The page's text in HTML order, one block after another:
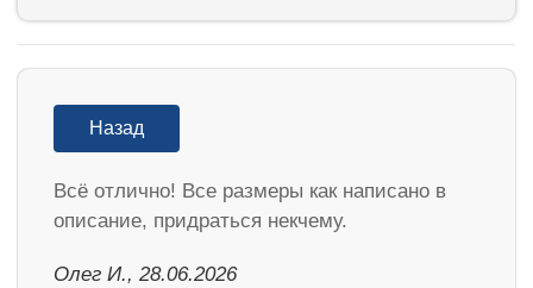
Назад
Всё отлично! Все размеры как написано в
описание, придраться некчему.
Олег И., 28.06.2026